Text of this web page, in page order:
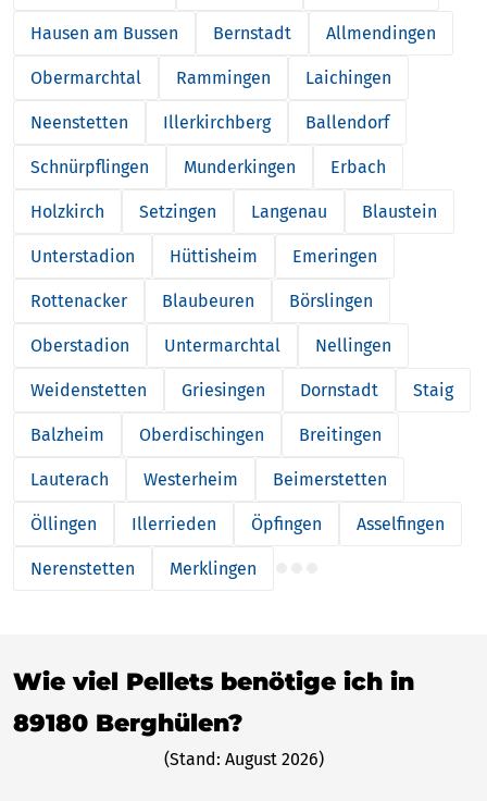
Hausen am Bussen Bernstadt Allmendingen
Obermarchtal Rammingen Laichingen
Neenstetten Illerkirchberg Ballendorf
Schnürpflingen Munderkingen Erbach
Holzkirch Setzingen Langenau Blaustein
Unterstadion Hüttisheim Emeringen
Rottenacker Blaubeuren Börslingen
Oberstadion Untermarchtal Nellingen
Weidenstetten Griesingen Dornstadt Staig
Balzheim Oberdischingen Breitingen
Lauterach Westerheim Beimerstetten
Öllingen Illerrieden Öpfingen Asselfingen
Nerenstetten Merklingen
Wie viel Pellets benötige ich in
89180 Berghülen?
(Stand: August 2026)